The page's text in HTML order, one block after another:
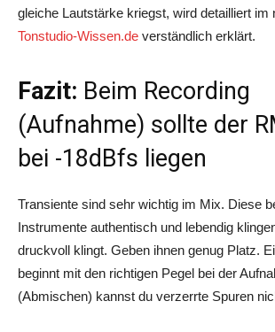
gleiche Lautstärke kriegst, wird detailliert im
Tonstudio-Wissen.de verständlich erklärt.
Fazit: Beim Recording
(Aufnahme) sollte der
bei -18dBfs liegen
Transiente sind sehr wichtig im Mix. Diese
Instrumente authentisch und lebendig
druckvoll klingt. Geben ihnen genug Platz.
beginnt mit den richtigen Pegel bei der
(Abmischen) kannst du verzerrte Spuren